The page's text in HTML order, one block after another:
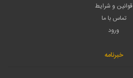
قوانین و شرایط
تماس با ما
ورود
خبرنامه